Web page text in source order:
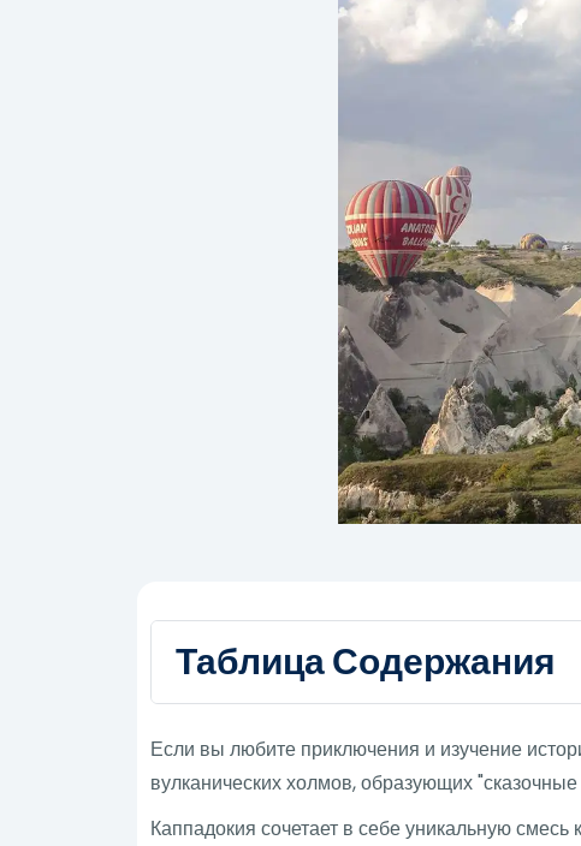
Таблица Содержания
Если вы любите приключения и изучение
вулканических холмов, образующих
Каппадокия сочетает в себе уникальную